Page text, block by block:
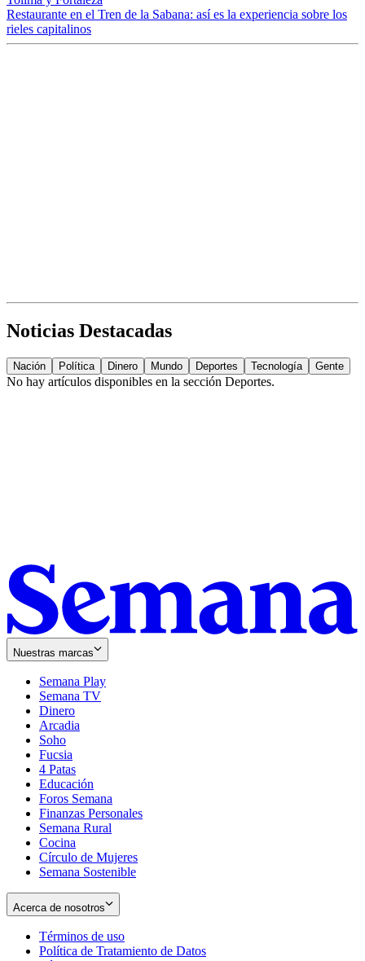
Restaurante en el Tren de la Sabana: así es la experiencia sobre los
rieles capitalinos
Noticias Destacadas
Nación Política Dinero Mundo Deportes Tecnología Gente
No hay artículos disponibles en la sección Deportes.
Nuestras marcas
Semana Play
Semana TV
Dinero
Arcadia
Soho
in
new
window
Fucsia
in
new
window
4 Patas
Educación
Foros Semana
Finanzas Personales
Semana Rural
Cocina
Círculo de Mujeres
Semana Sostenible
Acerca de nosotros
Términos de uso
in
Política de Tratamiento de Datos